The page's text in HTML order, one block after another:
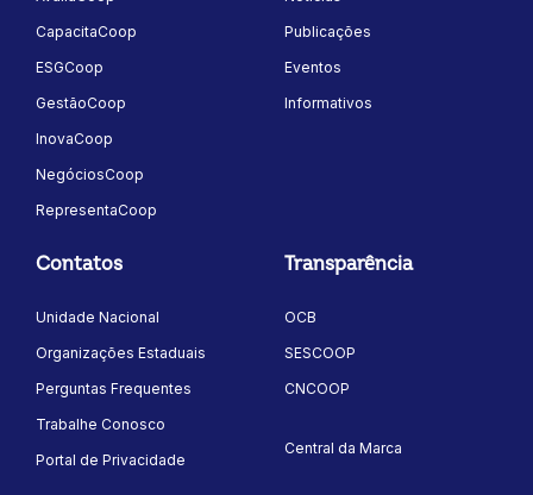
CapacitaCoop
ESGCoop
GestãoCoop
InovaCoop
NegóciosCoop
RepresentaCoop
Publicações
Eventos
Informativos
Contatos
Unidade Nacional
Organizações Estaduais
Perguntas Frequentes
Trabalhe Conosco
Portal de Privacidade
Transparência
OCB
SESCOOP
CNCOOP
Central da Marca